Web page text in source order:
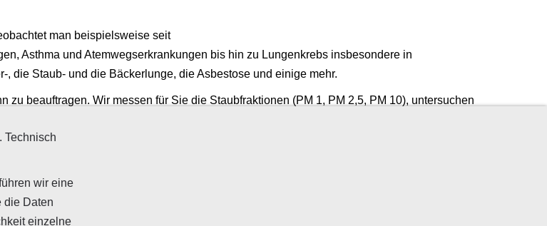
man beispielsweise seit
Asthma und Atemwegserkrankungen bis hin zu Lungenkrebs insbesondere in
die Staub- und die Bäckerlunge, die Asbestose und einige mehr.
zu beauftragen. Wir messen für Sie die Staubfraktionen (PM 1, PM 2,5, PM 10), untersuchen
oder Ionisationsgeräten.
im Lexikon.
Technisch
wir eine
die Daten
einzelne